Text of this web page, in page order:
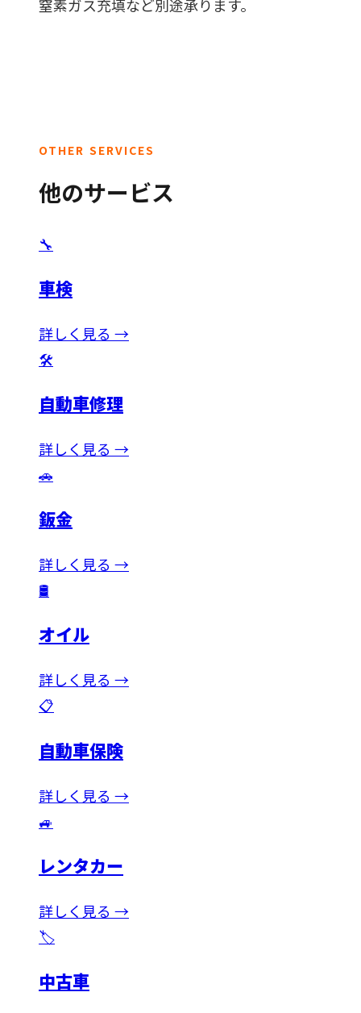
窒素ガス充填など別途承ります。
OTHER SERVICES
他のサービス
🔧
車検
詳しく見る →
🛠️
自動車修理
詳しく見る →
🚗
鈑金
詳しく見る →
🛢️
オイル
詳しく見る →
📋
自動車保険
詳しく見る →
🚙
レンタカー
詳しく見る →
🏷️
中古車